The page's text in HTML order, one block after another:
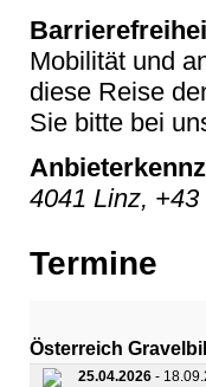
Mobilität und
diese Reise
Sie bitte bei
4041 Linz,
Termine
Österreich
25.04.2026 -